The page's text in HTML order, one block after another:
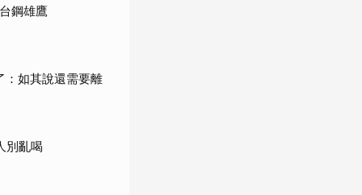
鋼雄鷹
如其說還需要離
別亂喝